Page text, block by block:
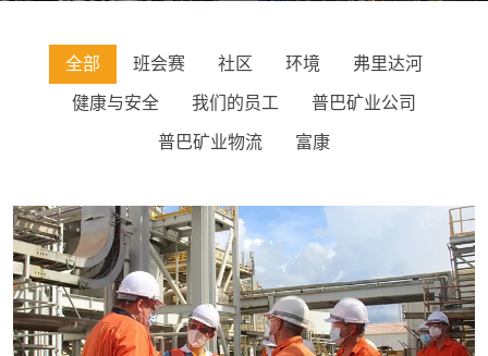
全部 班会赛 社区 环境
弗里达河
健康与安全
我们的员工
普巴矿业公司
普巴矿业物流
富康